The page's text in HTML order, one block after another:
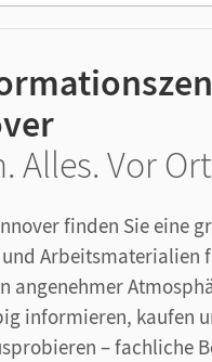
Alles. Vor
finden Sie eine
Arbeitsmaterialien
angenehmer
informieren, kaufen
– fachliche